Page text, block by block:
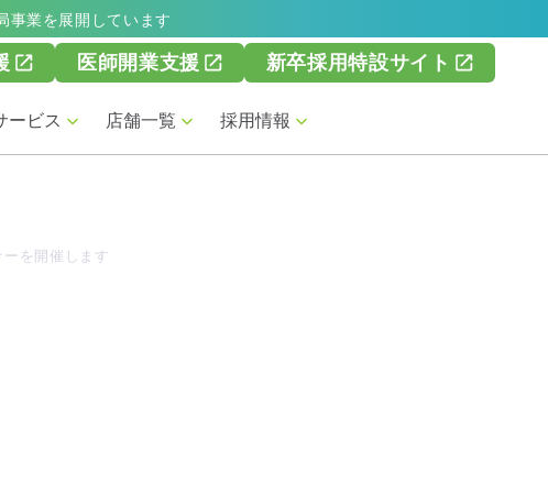
事業を展開しています
医師開業支援 新卒採用特設サイト
ービス 店舗一覧 採用情報
を開催します